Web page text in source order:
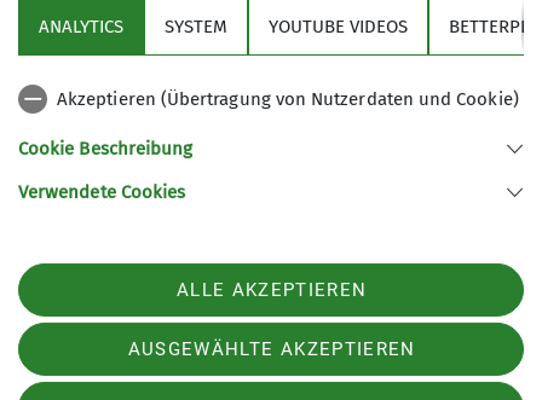
Aktuelles
DAV
82380 Peißenberg
Telefon +4988035775
ANALYTICS SYSTEM YOUTUBE VIDEOS
Akzeptieren (Übertragung von Nutzerdaten und Cookie)
Cookie Beschreibung
Verwendete Cookies
ALLE AKZEPTIEREN
AUSGEWÄHLTE AKZEPTIEREN